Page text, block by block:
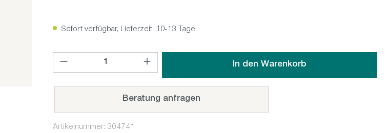
Sofort verfügbar, Lieferzeit: 10-13 Tage
Produkt Anzahl: Gib den gewünschten Wert ein oder benutze die Schaltflächen um die
In den Warenkorb
Beratung anfragen
Artikelnummer: 304741